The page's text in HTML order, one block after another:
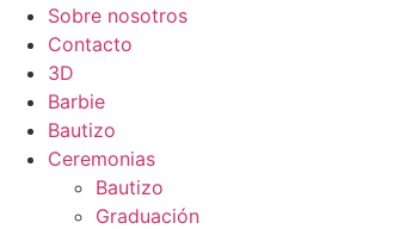
Sobre nosotros
Contacto
3D
Barbie
Bautizo
Ceremonias
Bautizo
Graduación